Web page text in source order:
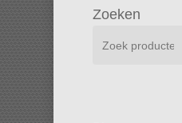
Zoeken